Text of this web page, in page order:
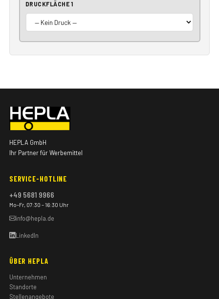
DRUCKFLÄCHE 1
HEPLA GmbH
Ihr Partner für Werbemittel
SERVICE-HOTLINE
+49 5681 9966
Mo–Fr, 07:30 – 16:30 Uhr
info@hepla.de
LinkedIn
ÜBER HEPLA
Unternehmen
Standorte
Stellenangebote